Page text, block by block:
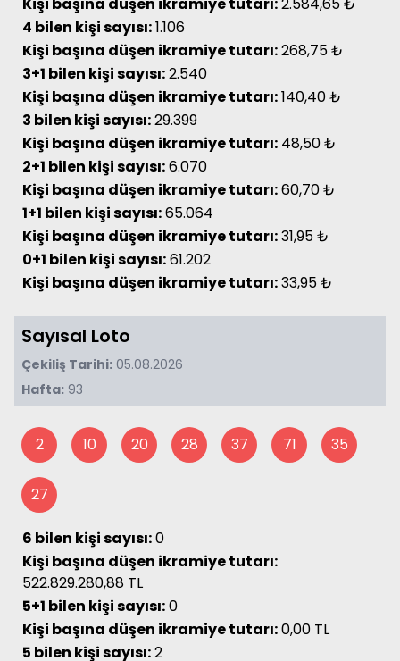
4 bilen kişi sayısı:1.106
Kişi başına düşen ikramiye tutarı:268,75 ₺
3+1 bilen kişi sayısı:2.540
Kişi başına düşen ikramiye tutarı:140,40 ₺
3 bilen kişi sayısı:29.399
Kişi başına düşen ikramiye tutarı: 48,50 ₺
2+1 bilen kişi sayısı:6.070
Kişi başına düşen ikramiye tutarı:60,70 ₺
1+1 bilen kişi sayısı:65.064
Kişi başına düşen ikramiye tutarı:31,95 ₺
0+1 bilen kişi sayısı:61.202
Kişi başına düşen ikramiye tutarı:33,95 ₺
Sayısal Loto
Çekiliş Tarihi: 05.08.2026
Hafta: 93
2 10 20 28 37 71 35
27
6 bilen kişi sayısı:0
Kişi başına düşen ikramiye tutarı:
522.829.280,88 TL
5+1 bilen kişi sayısı:0
Kişi başına düşen ikramiye tutarı:0,00 TL
5 bilen kişi sayısı:2